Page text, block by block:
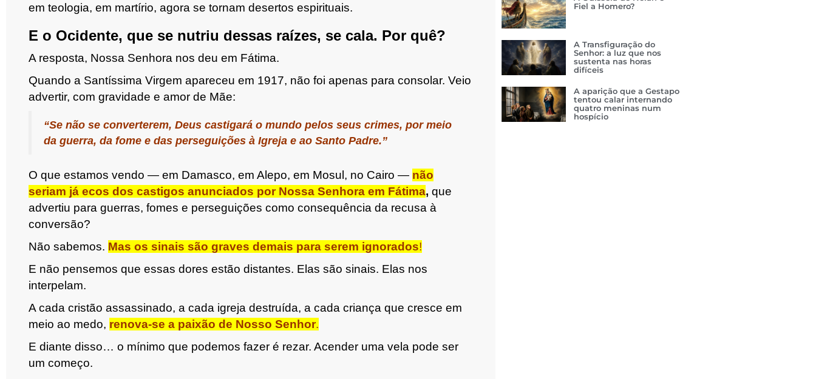
em teologia, em martírio, agora se tornam desertos espirituais.
E o Ocidente, que se nutriu dessas raízes, se cala. Por quê?
A resposta, Nossa Senhora nos deu em Fátima.
Quando a Santíssima Virgem apareceu em 1917, não foi apenas para consolar. Veio
advertir, com gravidade e amor de Mãe:
“Se não se converterem, Deus castigará o mundo pelos seus crimes, por meio
da guerra, da fome e das perseguições à Igreja e ao Santo Padre.”
O que estamos vendo — em Damasco, em Alepo, em Mosul, no Cairo — não
seriam já ecos dos castigos anunciados por Nossa Senhora em Fátima, que
advertiu para guerras, fomes e perseguições como consequência da recusa à
conversão?
Não sabemos. Mas os sinais são graves demais para serem ignorados!
E não pensemos que essas dores estão distantes. Elas são sinais. Elas nos
interpelam.
A cada cristão assassinado, a cada igreja destruída, a cada criança que cresce em
meio ao medo, renova-se a paixão de Nosso Senhor.
E diante disso… o mínimo que podemos fazer é rezar. Acender uma vela pode ser
um começo.
Fiel a Homero?
A Transfiguração do
Senhor: a luz que nos
sustenta nas horas
difíceis
A aparição que a Gestapo
tentou calar internando
quatro meninas num
hospício